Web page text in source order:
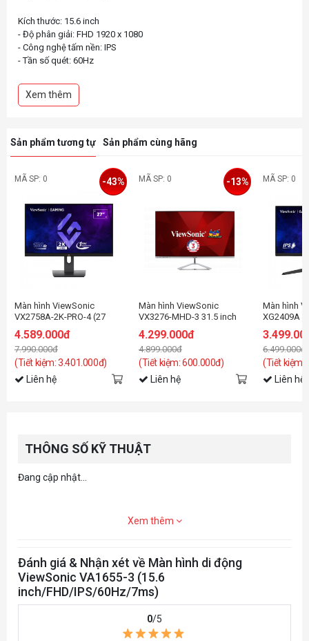
Kích thước: 15.6 inch
- Độ phân giải: FHD 1920 x 1080
- Công nghệ tấm nền: IPS
- Tần số quét: 60Hz
- Độ sáng: 250 nits
- Tỉ lệ tương phản: 1000:1
- USB Type C (Power) x1
Xem thêm
Sản phẩm tương tự Sản phẩm cùng hãng
MÃ SP: 0
Màn hình ViewSonic
VX2758A-2K-PRO-4 (27
4.589.000đ
7.990.000đ
(Tiết kiệm: 3.401.000đ)
-43%
Liên hệ
MÃ SP: 0
Màn hình ViewSonic
VX3276-MHD-3 31.5 inch
4.299.000đ
4.899.000đ
(Tiết kiệm: 600.000đ)
-13%
Liên hệ
MÃ SP: 0
Màn hình
XG2409A
6.499.000đ
(Tiết kiệm:
Liên hệ
THÔNG SỐ KỸ THUẬT
Đang cập nhật...
Xem thêm
Đánh giá & Nhận xét về Màn hình di động
ViewSonic VA1655-3 (15.6
inch/FHD/IPS/60Hz/7ms)
0/5